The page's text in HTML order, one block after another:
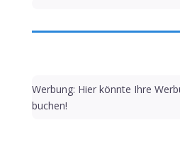
Werbung: Hier könnte Ihre
buchen!